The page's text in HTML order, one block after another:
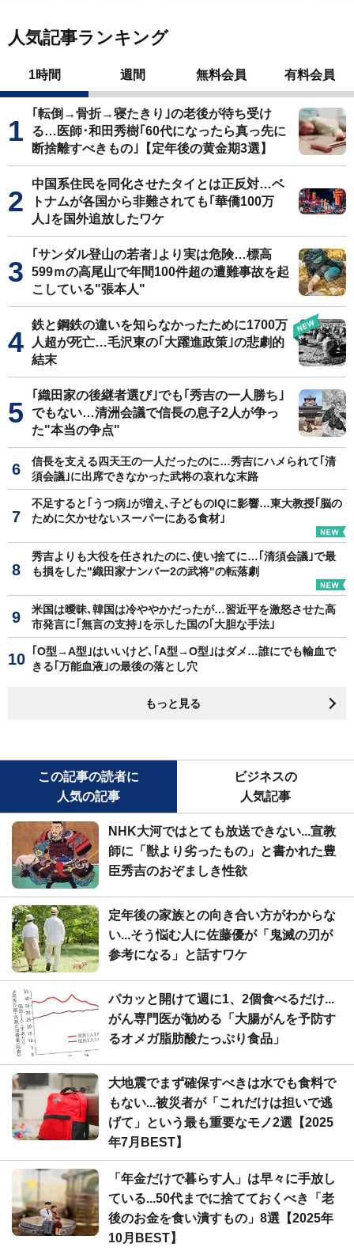
人気記事ランキング
1時間 週間 無料会員 有料会員
｢転倒→骨折→寝たきり｣の老後が待ち受け
る…医師･和田秀樹｢60代になったら真っ先に
断捨離すべきもの｣【定年後の黄金期3選】
中国系住民を同化させたタイとは正反対…ベ
トナムが各国から非難されても｢華僑100万
人｣を国外追放したワケ
｢サンダル登山の若者｣より実は危険…標高
599ｍの高尾山で年間100件超の遭難事故を起
こしている"張本人"
鉄と鋼鉄の違いを知らなかったために1700万
人超が死亡…毛沢東の｢大躍進政策｣の悲劇的
結末
｢織田家の後継者選び｣でも｢秀吉の一人勝ち｣
でもない…清洲会議で信長の息子2人が争っ
た"本当の争点"
信長を支える四天王の一人だったのに…秀吉にハメられて｢清
須会議｣に出席できなかった武将の哀れな末路
不足すると｢うつ病｣が増え､子どものIQに影響…東大教授｢脳の
ために欠かせないスーパーにある食材｣
秀吉よりも大役を任されたのに､使い捨てに…｢清須会議｣で最
も損をした"織田家ナンバー2の武将"の転落劇
米国は曖昧､韓国は冷ややかだったが…習近平を激怒させた高
市発言に｢無言の支持｣を示した国の｢大胆な手法｣
｢O型→A型｣はいいけど､｢A型→O型｣はダメ…誰にでも輸血で
きる｢万能血液｣の最後の落とし穴
もっと見る
この記事の読者に
人気の記事
ビジネスの
人気記事
NHK大河ではとても放送できない...宣教
師に「獣より劣ったもの」と書かれた豊
臣秀吉のおぞましき性欲
定年後の家族との向き合い方がわからな
い...そう悩む人に佐藤優が「鬼滅の刃が
参考になる」と話すワケ
パカッと開けて週に1、2個食べるだけ...
がん専門医が勧める「大腸がんを予防す
るオメガ脂肪酸たっぷり食品」
大地震でまず確保すべきは水でも食料で
もない...被災者が「これだけは担いで逃
げて」という最も重要なモノ2選【2025
年7月BEST】
「年金だけで暮らす人」は早々に手放し
ている...50代までに捨てておくべき「老
後のお金を食い潰すもの」8選【2025年
10月BEST】